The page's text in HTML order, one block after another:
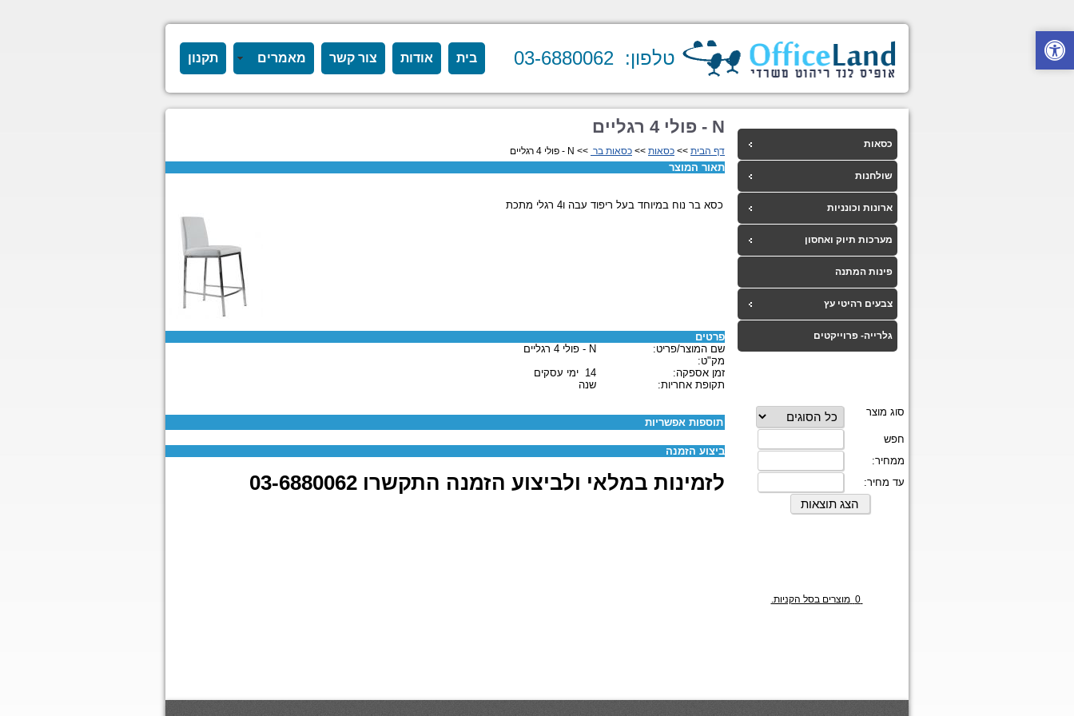
טלפון: 03-6880062 בית אודות צור קשר מאמרים תקנון
כסאות
שולחנות
ארונות וכונניות
מערכות תיוק ואחסון
פינות המתנה
צבעים רהיטי עץ
גלרייה- פרוייקטים
0 מוצרים בסל הקניות.
N - פולי 4 רגליים
דף הבית >> כסאות >> כסאות בר >> N - פולי 4 רגליים
תאור המוצר
כסא בר נוח במיוחד בעל ריפוד עבה ו4 רגלי מתכת
פרטים
שם המוצר/פריט:
N - פולי 4 רגליים
מק"ט:
זמן אספקה:
14 ימי עסקים
תקופת אחריות:
שנה
תוספות אפשריות
ביצוע הזמנה
לזמינות במלאי ולביצוע הזמנה התקשרו 03-6880062